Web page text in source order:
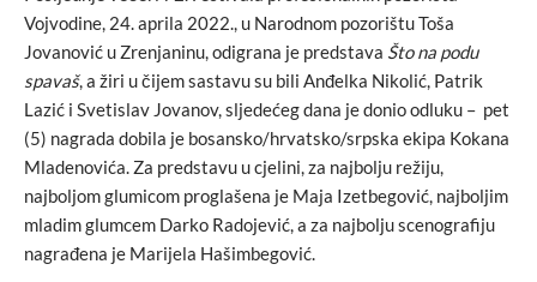
Vojvodine, 24. aprila 2022., u Narodnom pozorištu Toša
Jovanović u Zrenjaninu, odigrana je predstava Što na podu
spavaš, a žiri u čijem sastavu su bili Anđelka Nikolić, Patrik
Lazić i Svetislav Jovanov, sljedećeg dana je donio odluku – pet
(5) nagrada dobila je bosansko/hrvatsko/srpska ekipa Kokana
Mladenovića. Za predstavu u cjelini, za najbolju režiju,
najboljom glumicom proglašena je Maja Izetbegović, najboljim
mladim glumcem Darko Radojević, a za najbolju scenografiju
nagrađena je Marijela Hašimbegović.